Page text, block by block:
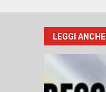
LEGGI ANCHE